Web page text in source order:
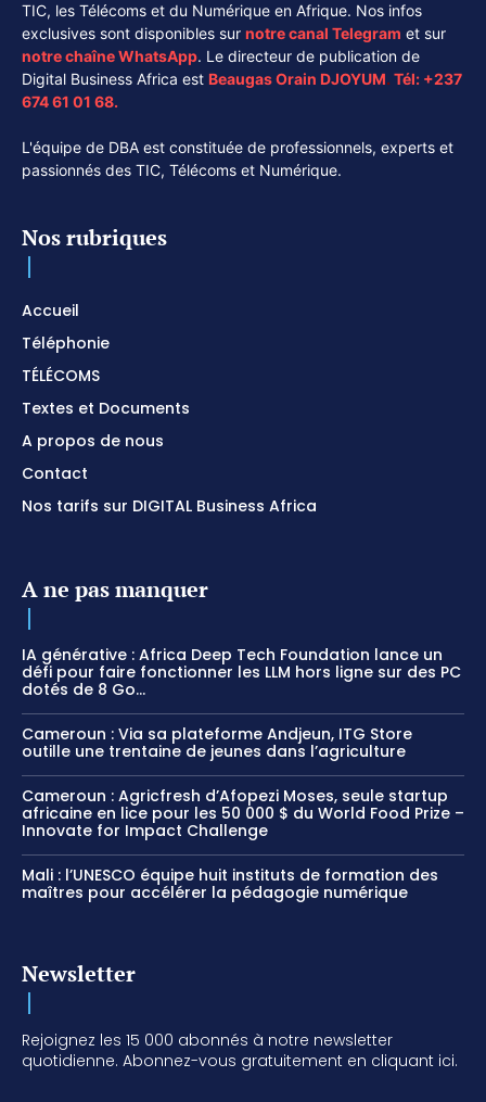
TIC, les Télécoms et du Numérique en Afrique. Nos infos
exclusives sont disponibles sur notre canal Telegram et sur
notre chaîneWhatsApp. Le directeur de publication de
Digital Business Africa est Beaugas Orain DJOYUM. Tél: +237
674 61 01 68.
L'équipe de DBA est constituée de professionnels, experts et
passionnés des TIC, Télécoms et Numérique.
Nos rubriques
Accueil
Téléphonie
TÉLÉCOMS
Textes et Documents
A propos de nous
Contact
Nos tarifs sur DIGITAL Business Africa
A ne pas manquer
IA générative : Africa Deep Tech Foundation lance un
défi pour faire fonctionner les LLM hors ligne sur des PC
dotés de 8 Go...
Cameroun : Via sa plateforme Andjeun, ITG Store
outille une trentaine de jeunes dans l’agriculture
Cameroun : Agricfresh d’Afopezi Moses, seule startup
africaine en lice pour les 50 000 $ du World Food Prize –
Innovate for Impact Challenge
Mali : l’UNESCO équipe huit instituts de formation des
maîtres pour accélérer la pédagogie numérique
Newsletter
Rejoignez les 15 000 abonnés à notre newsletter
quotidienne. Abonnez-vous gratuitement en cliquant ici.